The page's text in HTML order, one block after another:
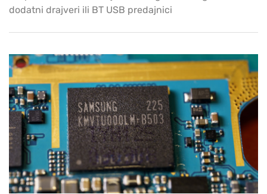
dodatni drajveri ili BT USB predajnici